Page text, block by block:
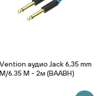
Vention аудио Jack 6,35 mm
M/6.35 M - 2м (BAABH)